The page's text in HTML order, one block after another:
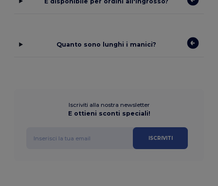
Quanto sono lunghi i manici?
Iscriviti alla nostra newsletter
E ottieni sconti speciali!
ISCRIVITI